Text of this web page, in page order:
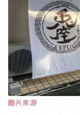
圖片來源